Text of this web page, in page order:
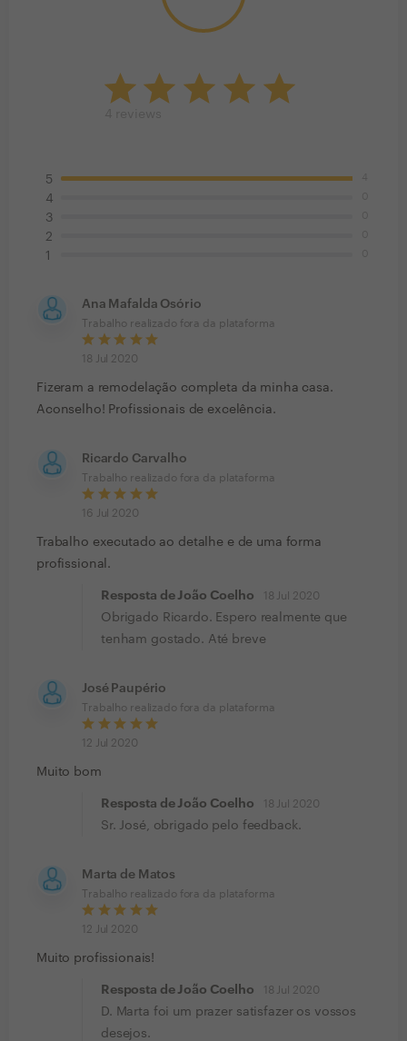
5
4
3
2
1
Ana Mafalda Osório
Trabalho realizado fora da plataforma
18 Jul 2020
Fizeram a remodelação completa da minha casa.
Aconselho! Profissionais de excelência.
Ricardo Carvalho
Trabalho realizado fora da plataforma
16 Jul 2020
Trabalho executado ao detalhe e de uma forma
profissional.
Resposta de João Coelho 18 Jul 2020
Obrigado Ricardo. Espero realmente que
tenham gostado. Até breve
José Paupério
Trabalho realizado fora da plataforma
12 Jul 2020
Muito bom
Resposta de João Coelho 18 Jul 2020
Sr. José, obrigado pelo feedback.
Marta de Matos
Trabalho realizado fora da plataforma
12 Jul 2020
Muito profissionais!
Resposta de João Coelho 18 Jul 2020
D. Marta foi um prazer satisfazer os vossos
desejos.